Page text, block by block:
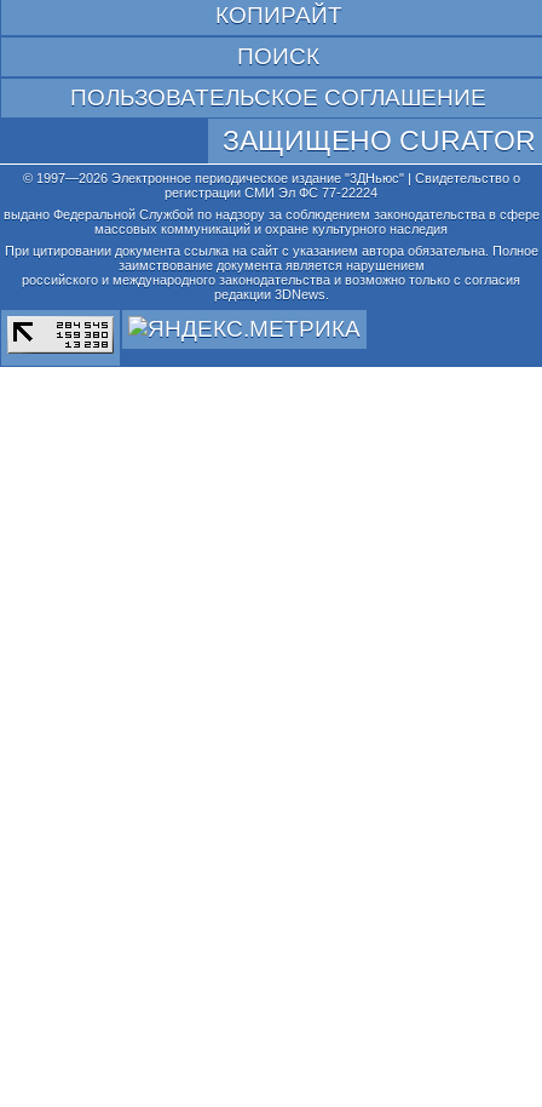
КОПИРАЙТ
ПОИСК
ПОЛЬЗОВАТЕЛЬСКОЕ СОГЛАШЕНИЕ
ЗАЩИЩЕНО CURATOR
© 1997—2026 Электронное периодическое издание "3ДНьюс" | Свидетельство о
регистрации СМИ Эл ФС 77-22224
выдано Федеральной Службой по надзору за соблюдением законодательства в сфере
массовых коммуникаций и охране культурного наследия
При цитировании документа ссылка на сайт с указанием автора обязательна. Полное
заимствование документа является нарушением
российского и международного законодательства и возможно только с согласия
редакции 3DNews.